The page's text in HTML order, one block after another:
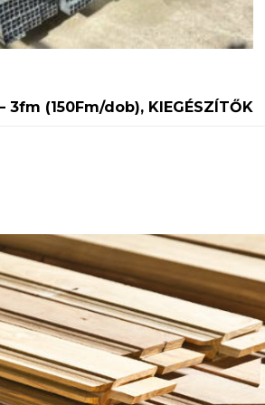
3fm (150Fm/dob), KIEGÉSZÍTŐK